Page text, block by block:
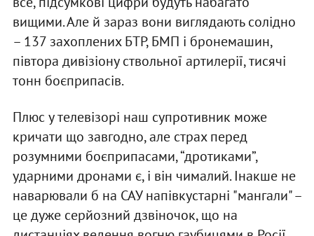
вищими. Але й зараз вони виглядають солідно
– 137 захоплених БТР, БМП і бронемашин,
півтора дивізіону ствольної артилерії, тисячі
тонн боєприпасів.
Плюс у телевізорі наш супротивник може
кричати що завгодно, але страх перед
розумними боєприпасами, “дротиками”,
ударними дронами є, і він чималий. Інакше не
наварювали б на САУ напівкустарні "мангали" –
це дуже серйозний дзвіночок, що на